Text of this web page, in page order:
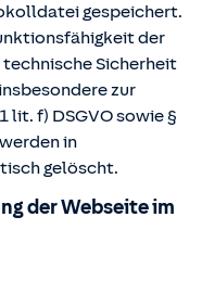
gespeichert.
der
Sicherheit
zur
lit. f) DSGVO sowie §
in
gelöscht.
der Webseite im